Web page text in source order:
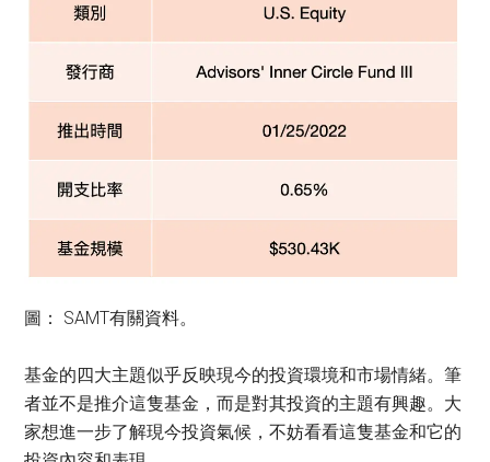
圖： SAMT有關資料。
基金的四大主題似乎反映現今的投資環境和市場情緒。筆
者並不是推介這隻基金，而是對其投資的主題有興趣。大
家想進一步了解現今投資氣候，不妨看看這隻基金和它的